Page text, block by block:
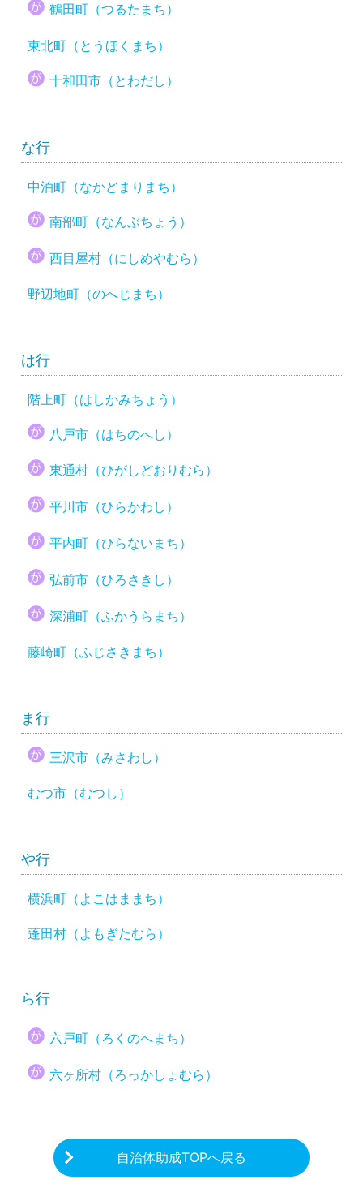
鶴田町（つるたまち）
東北町（とうほくまち）
十和田市（とわだし）
な行
中泊町（なかどまりまち）
南部町（なんぶちょう）
西目屋村（にしめやむら）
野辺地町（のへじまち）
は行
階上町（はしかみちょう）
八戸市（はちのへし）
東通村（ひがしどおりむら）
平川市（ひらかわし）
平内町（ひらないまち）
弘前市（ひろさきし）
深浦町（ふかうらまち）
藤崎町（ふじさきまち）
ま行
三沢市（みさわし）
むつ市（むつし）
や行
横浜町（よこはままち）
蓬田村（よもぎたむら）
ら行
六戸町（ろくのへまち）
六ヶ所村（ろっかしょむら）
自治体助成TOPへ戻る